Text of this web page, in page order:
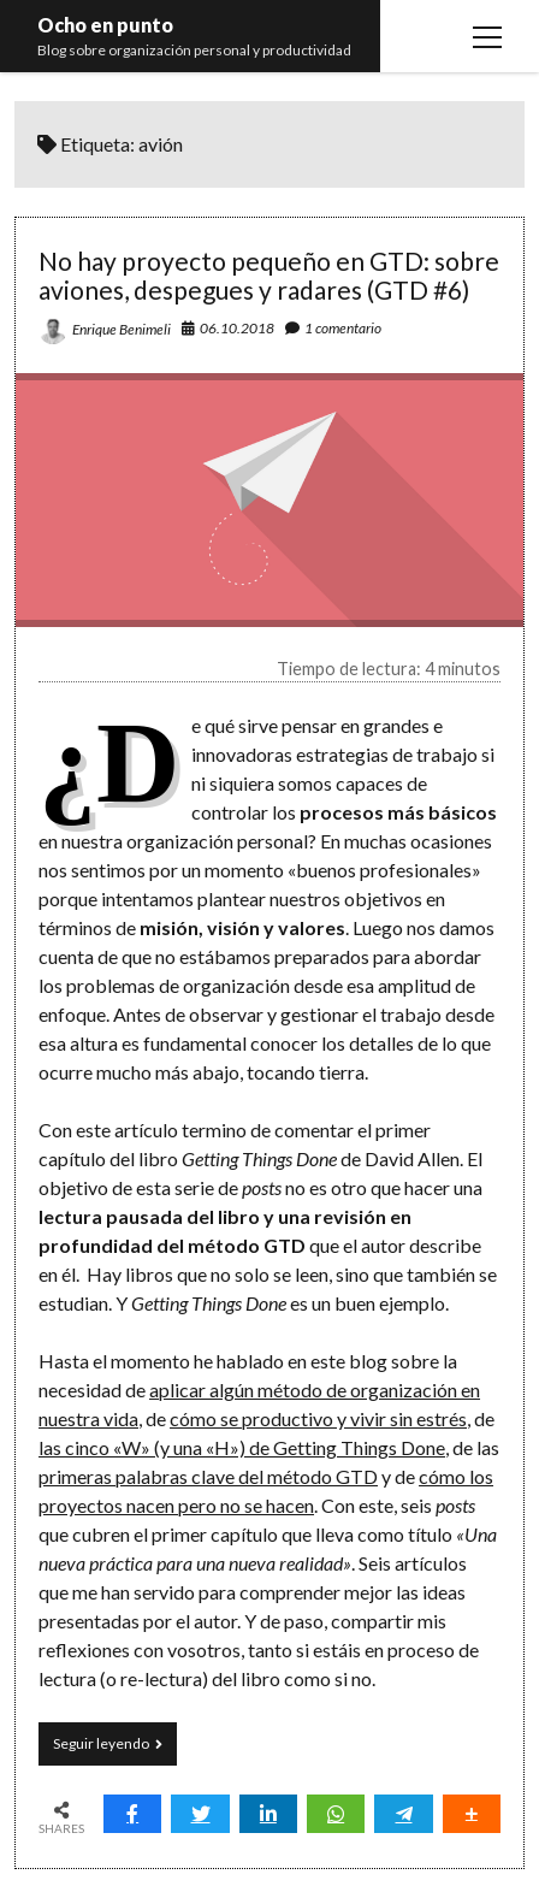
Ocho en punto
Blog sobre organización personal y productividad
open
Libros
Etiqueta:avión
No hay proyecto pequeño en GTD: sobre
aviones, despegues y radares (GTD #6)
Enrique Benimeli 06.10.2018 1 comentario
Tiempo de lectura: 4 minutos
¿D e qué sirve pensar en grandes e
innovadoras estrategias de trabajo si
ni siquiera somos capaces de
controlar los procesos más básicos
en nuestra organización personal? En muchas ocasiones
nos sentimos por un momento «buenos profesionales»
porque intentamos plantear nuestros objetivos en
términos de misión, visión y valores . Luego nos damos
cuenta de que no estábamos preparados para abordar
los problemas de organización desde esa amplitud de
enfoque. Antes de observar y gestionar el trabajo desde
esa altura es fundamental conocer los detalles de lo que
ocurre mucho más abajo, tocando tierra.
Con este artículo termino de comentar el primer
capítulo del libroGetting Things Donede David Allen. El
objetivo de esta serie depostsno es otro que hacer una
lectura pausada del libro y una revisión en
profundidad del método GTD que el autor describe
en él. Hay libros que no solo se leen, sino que también se
estudian. YGetting Things Donees un buen ejemplo.
Hasta el momento he hablado en este blog sobre la
necesidad deaplicar algún método de organización en
nuestra vida , decómo se productivo y vivir sin estrés , de
las cinco «W» (y una «H») de Getting Things Done , de las
primeras palabras clave del método GTDy decómo los
proyectos nacen pero no se hacen . Con este, seisposts
que cubren el primer capítulo que lleva como título «Una
nueva práctica para una nueva realidad» . Seis artículos
que me han servido para comprender mejor las ideas
presentadas por el autor. Y de paso, compartir mis
reflexiones con vosotros, tanto si estáis en proceso de
lectura (o re-lectura) del libro como si no.
Seguir leyendoNo
hay
pequeño
sobre
SHARES